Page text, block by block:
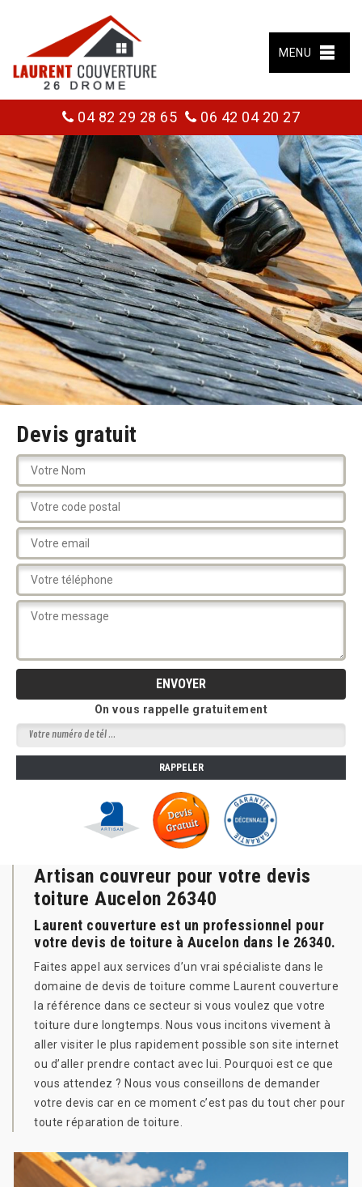
MENU
04 82 29 28 65 06 42 04 20 27
Devis gratuit
On vous rappelle gratuitement
Artisan couvreur pour votre devis
toiture Aucelon 26340
Laurent couverture est un professionnel pour
votre devis de toiture à Aucelon dans le 26340.
Faites appel aux services d’un vrai spécialiste dans le
domaine de devis de toiture comme Laurent couverture
la référence dans ce secteur si vous voulez que votre
toiture dure longtemps. Nous vous incitons vivement à
aller visiter le plus rapidement possible son site internet
ou d’aller prendre contact avec lui. Pourquoi est ce que
vous attendez ? Nous vous conseillons de demander
votre devis car en ce moment c’est pas du tout cher pour
toute réparation de toiture.